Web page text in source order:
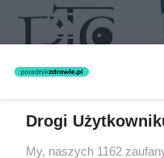
rozpowszechniany lub dalej
Drogi
My, naszych 1162